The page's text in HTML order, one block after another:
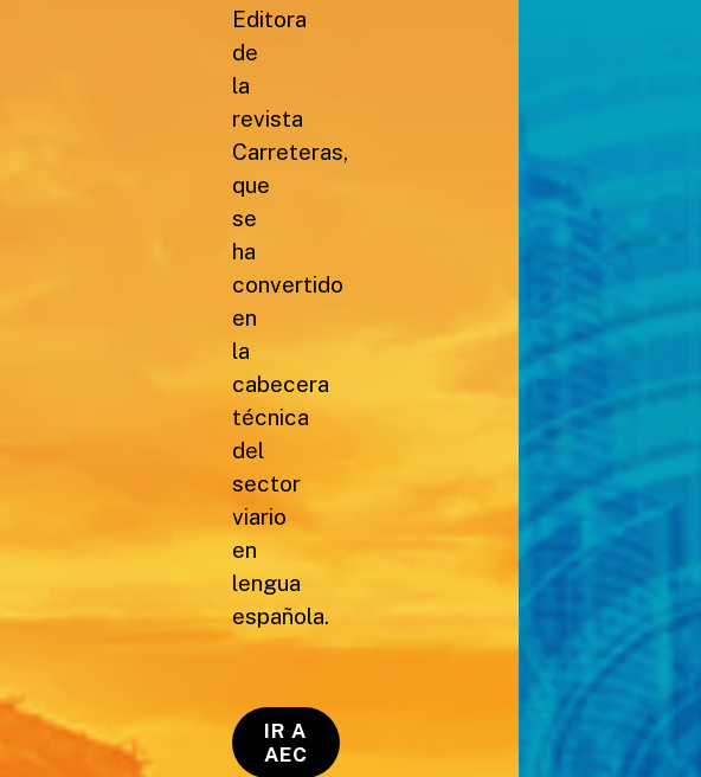
Editora
de
la
revista
Carreteras,
que
se
ha
convertido
en
la
cabecera
técnica
del
sector
viario
en
lengua
española.
IR A
AEC